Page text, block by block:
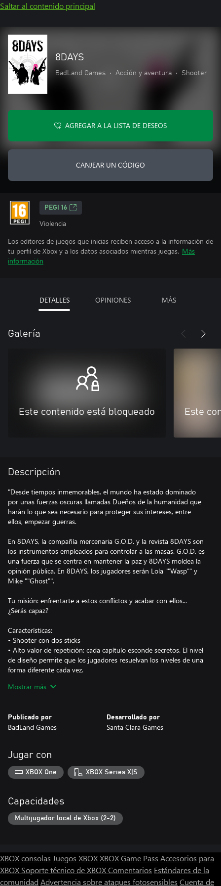
Saltar al contenido principal
8DAYS
BadLand Games • Acción y aventura • Shooter
AGREGAR A LA LISTA DE DESEOS
CANJEAR UN CÓDIGO
PEGI 16
Violencia
Los editores de juegos que inicias reciben acceso a la información de
tu perfil de Xbox y a los datos asociados mientras juegas. Más
información
DETALLES OPINIONES MÁS
Galería
Este contenido está bloqueado Este
Descripción
"Desde tiempos inmemorables, el mundo ha estado dominado
por unas fuerzas oscuras llamadas Dueños de la humanidad que
harán lo que sea necesario para proteger sus intereses, entre
ellos, empezar guerras.
En 8DAYS, la compañía mercenaria G.O.D. y la revista 8DAYS son
los instrumentos empleados para controlar a las masas. G.O.D. es
una fuerza que se centra en mantener la paz y 8DAYS moldea la
opinión pública. En 8DAYS, los jugadores serán Lola ""Wasp"" y
Mike ""Ghost"".
Tu misión: enfrentarte a estos conflictos y acabar con ellos...
¿Serás capaz?
Características:
• Shooter con dos sticks
• Alto valor de repetición: cada capítulo esconde secretos. El nivel
de diseño permite que los jugadores resuelvan los niveles de una
forma diferente cada vez.
Mostrar más
Publicado por
BadLand Games
Desarrollado por
Santa Clara Games
Jugar con
XBOX One XBOX Series X|S
Capacidades
Multijugador local de Xbox (2-2)
XBOX consolas Juegos XBOXXBOX Game Pass Accesorios para
XBOX Soporte técnico de XBOXComentarios Estándares de la
comunidad Advertencia sobre ataques fotosensibles Cuenta de